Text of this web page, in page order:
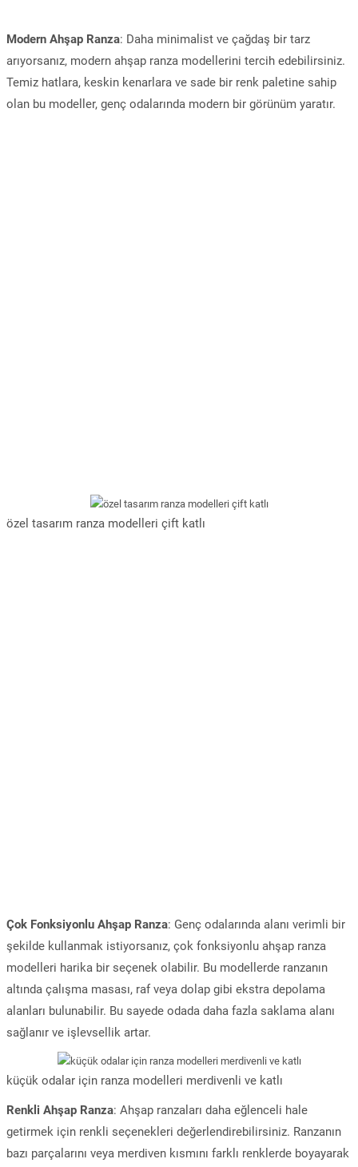
Modern Ahşap Ranza: Daha minimalist ve çağdaş bir tarz
arıyorsanız, modern ahşap ranza modellerini tercih edebilirsiniz.
Temiz hatlara, keskin kenarlara ve sade bir renk paletine sahip
olan bu modeller, genç odalarında modern bir görünüm yaratır.
özel tasarım ranza modelleri çift katlı
Çok Fonksiyonlu Ahşap Ranza: Genç odalarında alanı verimli bir
şekilde kullanmak istiyorsanız, çok fonksiyonlu ahşap ranza
modelleri harika bir seçenek olabilir. Bu modellerde ranzanın
altında çalışma masası, raf veya dolap gibi ekstra depolama
alanları bulunabilir. Bu sayede odada daha fazla saklama alanı
sağlanır ve işlevsellik artar.
küçük odalar için ranza modelleri merdivenli ve katlı
Renkli Ahşap Ranza: Ahşap ranzaları daha eğlenceli hale
getirmek için renkli seçenekleri değerlendirebilirsiniz. Ranzanın
bazı parçalarını veya merdiven kısmını farklı renklerde boyayarak